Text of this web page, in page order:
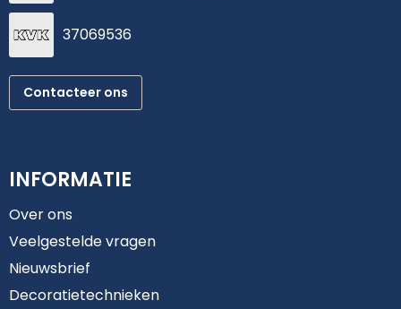
37069536
Contacteer ons
INFORMATIE
Over ons
Veelgestelde vragen
Nieuwsbrief
Decoratietechnieken